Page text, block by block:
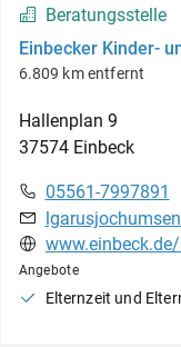
Beratungsstelle
Einbecker Kinder-
6.809 km entfernt
Hallenplan 9
37574 Einbeck
05561-7997891
Angebote
Elternzeit und